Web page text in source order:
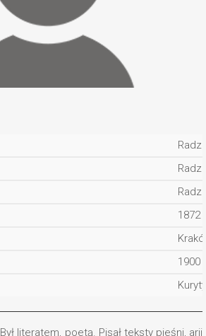
1872
1900
literatem, poetą. Pisał teksty pieśni, arii